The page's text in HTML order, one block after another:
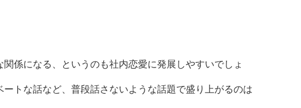
係になる、というのも社内恋愛に発展しやすいでしょ
トな話など、普段話さないような話題で盛り上がるのは